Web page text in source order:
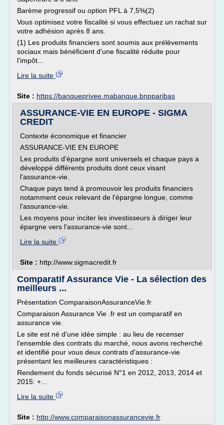
Barème progressif ou option PFL à 7,5%(2)
Vous optimisez votre fiscalité si vous effectuez un rachat sur
votre adhésion après 8 ans.
(1) Les produits financiers sont soumis aux prélèvements
sociaux mais bénéficient d'une fiscalité réduite pour
l'impôt...
Lire la suite
Site : https://banqueprivee.mabanque.bnpparibas
ASSURANCE-VIE EN EUROPE - SIGMA
CREDIT
Contexte économique et financier
ASSURANCE-VIE EN EUROPE
Les produits d'épargne sont universels et chaque pays a
développé différents produits dont ceux visant
l'assurance-vie.
Chaque pays tend à promouvoir les produits financiers
notamment ceux relevant de l'épargne longue, comme
l'assurance-vie.
Les moyens pour inciter les investisseurs à diriger leur
épargne vers l'assurance-vie sont...
Lire la suite
Site : http://www.sigmacredit.fr
Comparatif Assurance Vie - La sélection des
meilleurs ...
Présentation ComparaisonAssuranceVie.fr
Comparaison Assurance Vie .fr est un comparatif en
assurance vie.
Le site est né d'une idée simple : au lieu de recenser
l'ensemble des contrats du marché, nous avons recherché
et identifié pour vous deux contrats d'assurance-vie
présentant les meilleures caractéristiques :
Rendement du fonds sécurisé N°1 en 2012, 2013, 2014 et
2015: +...
Lire la suite
Site : http://www.comparaisonassurancevie.fr